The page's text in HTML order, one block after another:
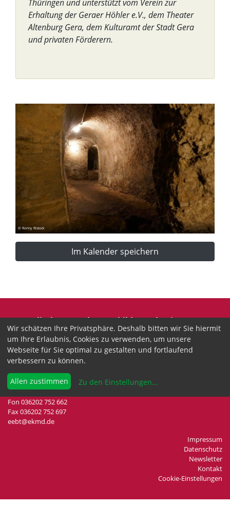
Thüringen und unterstützt vom Verein zur
Erhaltung der Geraer Höhler e.V., dem Theater
Altenburg Gera, dem Kulturamt der Stadt Gera
und privaten Förderern.
© Ronny Ristock
Im Kalender speichern
Evangelische Erwachsenenbildung Thüringen
Wir sind anerkannter freier Träger der
Erwachsenenbildung in Thüringen.
Landesgeschäftsstelle
Drei-Gleichen-Straße 35a
99192 Neudietendorf
Fon 036202 752 662
Fax 036202 752 697
eebt@ekmd.de
Impressum
Datenschutz
Newsletter
Kontakt
Cookie-Einstellungen
Wir schätzen Ihre Privatsphäre. Deshalb bitten wir Sie hiermit
um Ihre Erlaubnis, Cookies zu verwenden, um unsere
Webseite für Sie optimal zu gestalten und fortlaufend
verbessern zu können.
Allen zustimmen Zu den Einstellungen...